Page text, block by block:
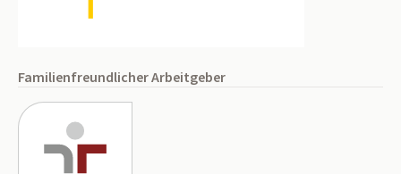
Familienfreundlicher Arbeitgeber